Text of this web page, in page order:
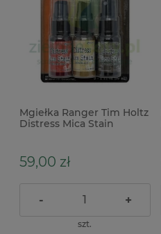
Mgiełka Ranger Tim Holtz
Distress Mica Stain
brązowa
59,00 zł
- +
szt.